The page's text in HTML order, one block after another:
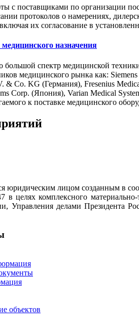
с поставщиками по организации
протоколов о намерениях,
их согласование в
назначения
большой спектр медицинской
медицинского рынка как:
Co. KG (Германия), Fresenius
Corp. (Япония), Varian Medical
к поставке медицинского
лицом созданным в
в целях комплексного
Управления делами Президента
объектов